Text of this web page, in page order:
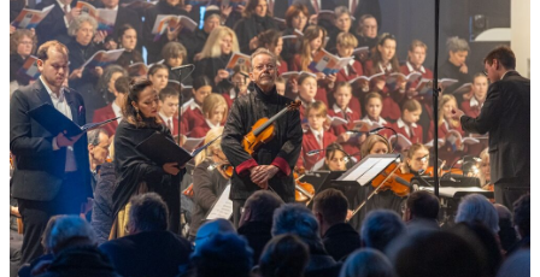
Nr. 11 Interludium „DA PACEM“ nach Orlando di Lasso (1532 –
München 1594)
Sopran- und Bariton-Solo, Chor: Da pacem Domine
Sopran- und Bariton-Solo: Da pacem Domine in diebus nostris:
Quia non est alius qui pugnet pro nobis nisi tu Deus noster.
Chor: Da pacem Domine.
Nr. 12 SELIG, DIE REIN SIND IM HERZEN…
Chor: Makarioi, Beati, Selig!
Selig, die rein sind im Herzen, denn sie werden Gott schauen
(Math.5, 8)
Nr. 13 Interludium: IN MEMORIAM 1940-1945 DIE ZERSTÖRUNG
MÜNCHENS